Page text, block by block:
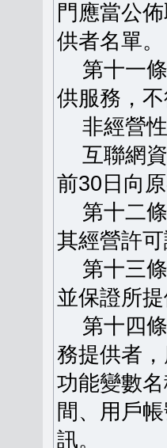
門應當公
供者名單。
第十一條
供服務，
非經營性
互聯網資
前30日向
第十二條
其經營許
第十三條
並保證所
第十四條
務提供者
功能變數
間、用戶
訊。